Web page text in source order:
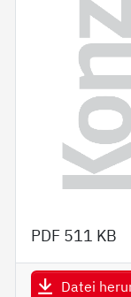
PDF 511 KB
Datei